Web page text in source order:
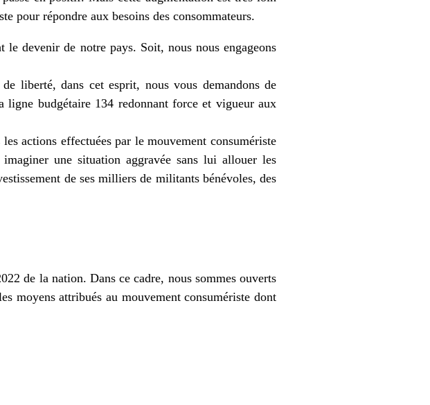
pour répondre aux besoins des consommateurs.
le devenir de notre pays. Soit, nous nous engageons
liberté, dans cet esprit, nous vous demandons de
ligne budgétaire 134 redonnant force et vigueur aux
actions effectuées par le mouvement consumériste
une situation aggravée sans lui allouer les
de ses milliers de militants bénévoles, des
de la nation. Dans ce cadre, nous sommes ouverts
moyens attribués au mouvement consumériste dont